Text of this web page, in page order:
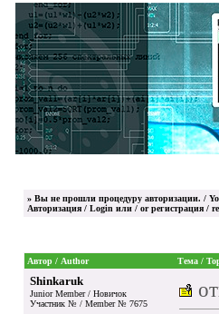
» Вы не прошли процедуру авторизации. /
Авторизация / Login или / orрегистрация /
Автор / Author Тема /
Shinkaruk
Junior Member / Новичок
Участник № / Member № 7675